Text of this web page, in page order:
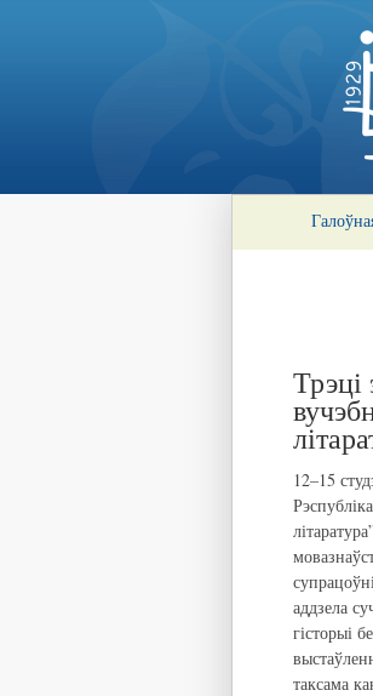
12–15
аддзела
гісторыі
таксама